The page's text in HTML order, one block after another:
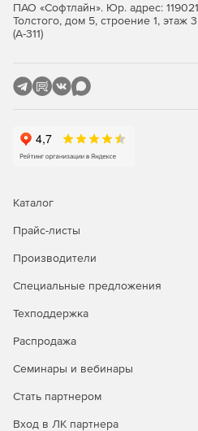
ПАО «Софтлайн». Юр. адрес:
Толстого, дом 5, строение 1,
(А-311)
Каталог
Прайс-листы
Производители
Специальные предложения
Техподдержка
Распродажа
Семинары и вебинары
Стать партнером
Вход в ЛК партнера